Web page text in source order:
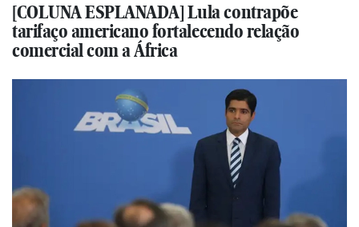
[COLUNA ESPLANADA] Lula contrapõe
tarifaço americano fortalecendo relação
comercial com a África